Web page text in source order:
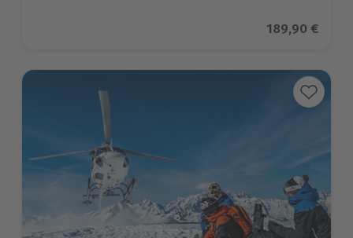
Aktueller
189,90 €